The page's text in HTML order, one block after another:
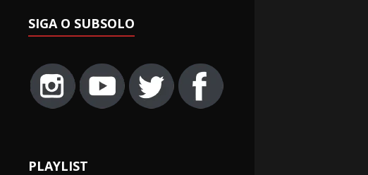
SIGA O SUBSOLO
PLAYLIST